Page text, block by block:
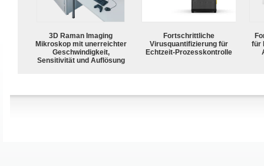
3D Raman Imaging
Mikroskop mit unerreichter
Geschwindigkeit,
Sensitivität und Auflösung
Fortschrittliche
Virusquantifizierung für
Echtzeit-Prozesskontrolle
für